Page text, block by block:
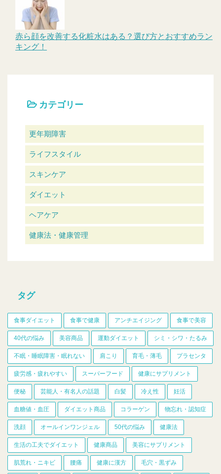
赤ら顔を改善する化粧水はある？選び方とおすすめラン
キング！
カテゴリー
更年期障害
ライフスタイル
スキンケア
ダイエット
ヘアケア
健康法・健康管理
タグ
食事ダイエット 食事で健康 アンチエイジング 食事で美容
40代の悩み 美容商品 運動ダイエット シミ・シワ・たるみ
不眠・睡眠障害・眠れない 肩こり 育毛・薄毛 プラセンタ
疲労感・疲れやすい スーパーフード 健康にサプリメント
便秘 芸能人・有名人の話題 白髪 冷え性 妊活
血糖値・血圧 ダイエット商品 コラーゲン 物忘れ・認知症
洗顔 オールインワンジェル 50代の悩み 健康法
生活の工夫でダイエット 健康商品 美容にサプリメント
肌荒れ・ニキビ 腰痛 健康に漢方 毛穴・黒ずみ